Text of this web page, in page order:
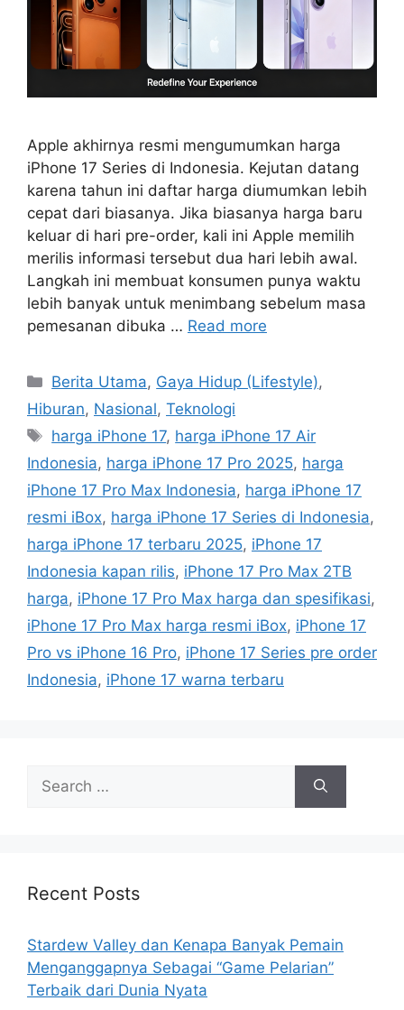
Apple akhirnya resmi mengumumkan harga
iPhone 17 Series di Indonesia. Kejutan datang
karena tahun ini daftar harga diumumkan lebih
cepat dari biasanya. Jika biasanya harga baru
keluar di hari pre-order, kali ini Apple memilih
merilis informasi tersebut dua hari lebih awal.
Langkah ini membuat konsumen punya waktu
lebih banyak untuk menimbang sebelum masa
pemesanan dibuka … Read more
C
e
g
o
r
e
s
Berita Utama, Gaya Hidup (Lifestyle),
Hiburan, Nasional, Teknologi
T
s
harga iPhone 17, harga iPhone 17 Air
Indonesia, harga iPhone 17 Pro 2025, harga
iPhone 17 Pro Max Indonesia, harga iPhone 17
resmi iBox, harga iPhone 17 Series di Indonesia,
harga iPhone 17 terbaru 2025, iPhone 17
Indonesia kapan rilis, iPhone 17 Pro Max 2TB
harga, iPhone 17 Pro Max harga dan spesifikasi,
iPhone 17 Pro Max harga resmi iBox, iPhone 17
Pro vs iPhone 16 Pro, iPhone 17 Series pre order
Indonesia, iPhone 17 warna terbaru
h
r
:
Recent Posts
Stardew Valley dan Kenapa Banyak Pemain
Menganggapnya Sebagai “Game Pelarian”
Terbaik dari Dunia Nyata